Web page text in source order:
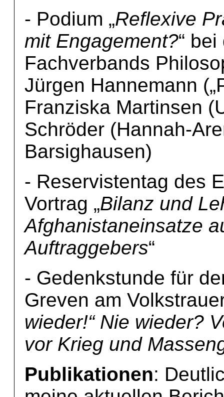
- Podium „Reflexive
mit Engagement?“
Fachverbands
Jürgen Hannemann
Franziska Martinsen
Schröder (Hannah-
Barsighausen)
- Reservistentag des
Vortrag „Bilanz und
Afghanistaneinsatze
Auftraggebers“
- Gedenkstunde für
Greven am
wieder!“ Nie wieder?
vor Krieg und
Publikationen: